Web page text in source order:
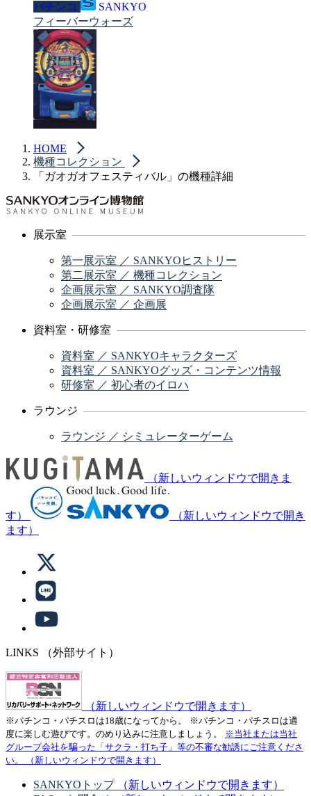
パチンコ
SANKYO
フィーバーウォーズ
HOME
機種コレクション
「ガオガオフェスティバル」の機種詳細
展示室
第一展示室 ／ SANKYOヒストリー
第二展示室 ／ 機種コレクション
企画展示室 ／ SANKYO調査隊
企画展示室 ／ 企画展
資料室・研修室
資料室 ／ SANKYOキャラクターズ
資料室 ／ SANKYOグッズ・コンテンツ情報
研修室 ／ 初心者のイロハ
ラウンジ
ラウンジ ／ シミュレーターゲーム
（新しいウィンドウで開きま
す）
（新しいウィンドウで開き
ます）
LINKS （外部サイト）
（新しいウィンドウで開きます）
※パチンコ・パチスロは18歳になってから。
※パチンコ・パチスロは適
度に楽しむ遊びです。のめり込みに注意しましょう。
※当社または当社
グループ会社を騙った「サクラ・打ち子」等の不審な勧誘にご注意くださ
い。
（新しいウィンドウで開きます）
SANKYOトップ
（新しいウィンドウで開きます）